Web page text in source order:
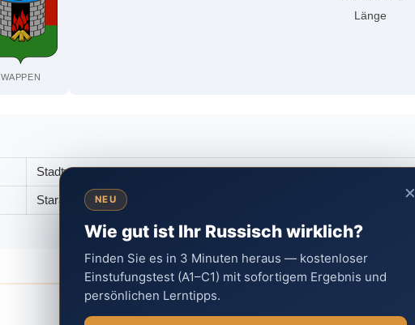
WAPPEN
Länge
Stadtverwaltung von Staraja Russa
Staraja Russa, Novgorod Oblast, Russland ×
NEU
Wie gut ist Ihr Russisch wirklich?
Finden Sie es in 3 Minuten heraus — kostenloser
Einstufungstest (A1–C1) mit sofortigem Ergebnis und
persönlichen Lerntipps.